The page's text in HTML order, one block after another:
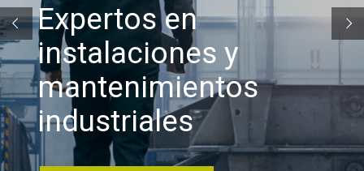
Expertos en
instalaciones y
mantenimientos
industriales